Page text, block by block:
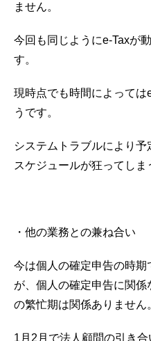
ません。
今回も同じようにe-Taxが
す。
現時点でも時間によっては
うです。
システムトラブルにより
スケジュールが狂ってしま
・他の業務との兼ね合い
今は個人の確定申告の時
が、個人の確定申告に関
の繁忙期は関係ありません
1月2月で法人顧問の引き